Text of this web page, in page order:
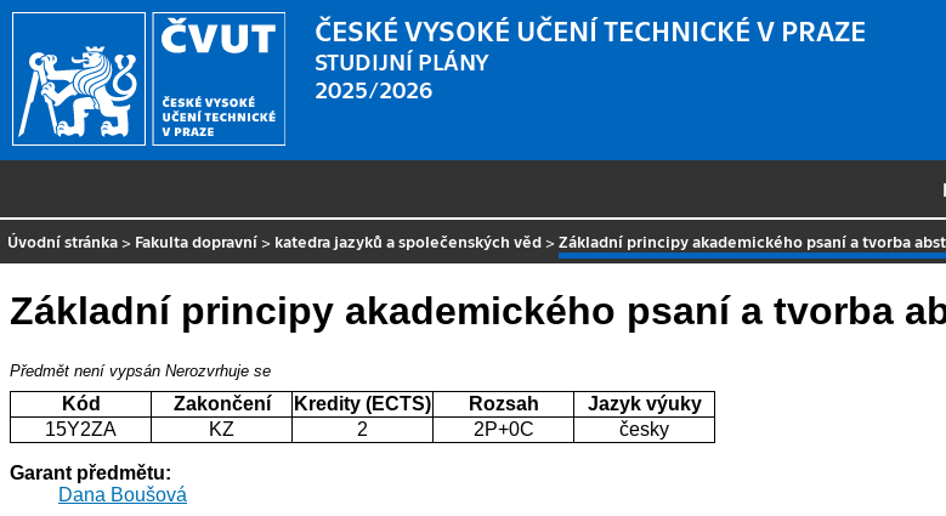
ČESKÉ VYSOKÉ UČENÍ TECHNICKÉ V PRAZE
STUDIJNÍ PLÁNY
2025/2026
Úvodní stránka > Fakulta dopravní > katedra jazyků a společenských věd >Základní principy akademického psaní a tvorba
Základní principy akademického psaní a tvorba
Předmět není vypsán Nerozvrhuje se
Kód Zakončení Kredity (ECTS) Rozsah
Jazyk výuky
15Y2ZA
KZ 2 2P+0C česky
Garant předmětu:
Dana Boušová